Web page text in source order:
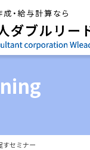
すセミナー